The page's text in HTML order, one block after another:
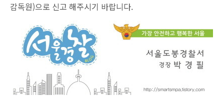
감독원)으로 신고 해주시기 바랍니다.